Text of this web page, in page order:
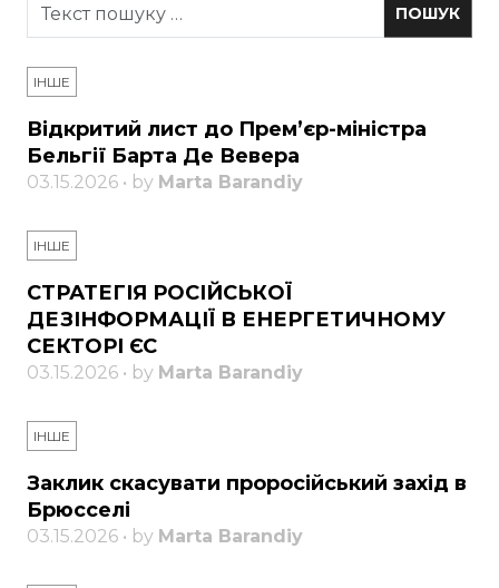
ІНШЕ
Відкритий лист до Прем’єр-міністра
Бельгії Барта Де Вевера
03.15.2026 • by Marta Barandiy
ІНШЕ
СТРАТЕГІЯ РОСІЙСЬКОЇ
ДЕЗІНФОРМАЦІЇ В ЕНЕРГЕТИЧНОМУ
СЕКТОРІ ЄС
03.15.2026 • by Marta Barandiy
ІНШЕ
Заклик скасувати проросійський захід в
Брюсселі
03.15.2026 • by Marta Barandiy